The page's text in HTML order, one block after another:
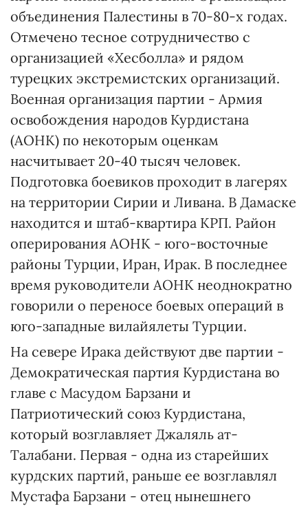
объединения Палестины в 70-80-х годах.
Отмечено тесное сотрудничество с
организацией «Хесболла» и рядом
турецких экстремистских организаций.
Военная организация партии - Армия
освобождения народов Курдистана
(АОНК) по некоторым оценкам
насчитывает 20-40 тысяч человек.
Подготовка боевиков проходит в лагерях
на территории Сирии и Ливана. В Дамаске
находится и штаб-квартира КРП. Район
оперирования АОНК - юго-восточные
районы Турции, Иран, Ирак. В последнее
время руководители АОНК неоднократно
говорили о переносе боевых операций в
юго-западные вилайялеты Турции.
На севере Ирака действуют две партии -
Демократическая партия Курдистана во
главе с Масудом Барзани и
Патриотический союз Курдистана,
который возглавляет Джаляль ат-
Талабани. Первая - одна из старейших
курдских партий, раньше ее возглавлял
Мустафа Барзани - отец нынешнего